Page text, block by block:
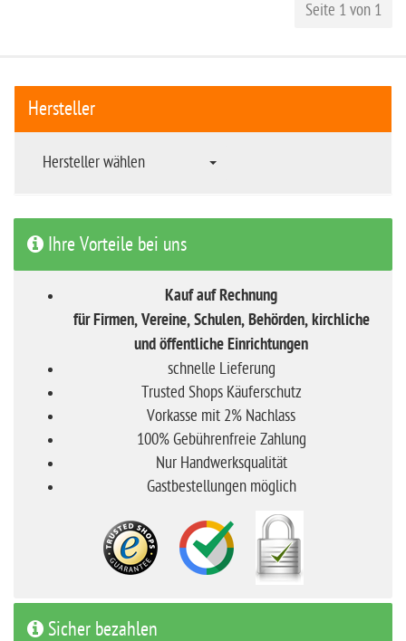
Seite 1 von 1
Hersteller
Hersteller wählen
Ihre Vorteile bei uns
Kauf auf Rechnung
für Firmen, Vereine, Schulen, Behörden, kirchliche
und öffentliche Einrichtungen
schnelle Lieferung
Trusted Shops Käuferschutz
Vorkasse mit 2% Nachlass
100% Gebührenfreie Zahlung
Nur Handwerksqualität
Gastbestellungen möglich
Sicher bezahlen